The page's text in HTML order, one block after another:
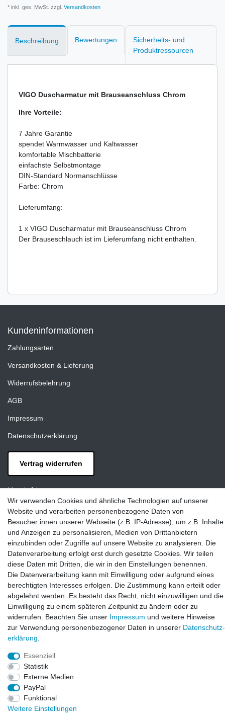
* inkl. ges. MwSt. zzgl. Versandkosten
Beschreibung Bewertungen
Sicherheits- und
Produktressourcen
VIGO Duscharmatur mit Brauseanschluss Chrom
Ihre Vorteile:
7 Jahre Garantie
spendet Warmwasser und Kaltwasser
komfortable Mischbatterie
einfachste Selbstmontage
DIN-Standard Normanschlüsse
Farbe: Chrom
Lieferumfang:
1 x VIGO Duscharmatur mit Brauseanschluss Chrom
Der Brauseschlauch ist im Lieferumfang nicht enthalten.
Kundeninformationen
Zahlungsarten
Versandkosten & Lieferung
Widerrufsbelehrung
AGB
Impressum
Datenschutzerklärung
Vertrag widerrufen
Kontakt
LAXARA:
Zeppelinstraße 4, 89604 Allmendingen, Deutschland
E-mail:
info@laxara.de
E-mail:
info@bluewater-armaturen.de
Öffnungszeiten:
Mo - Fr 10:00 - 12:00 Uhr
Mo - Fr 13:00 - 15:00 Uhr
© Copyright 2026. LAXARA
Wir verwenden Cookies und ähnliche Technologien auf unserer
Website und verarbeiten personenbezogene Daten von
Besucher:innen unserer Webseite (z.B. IP-Adresse), um z.B. Inhalte
und Anzeigen zu personalisieren, Medien von Drittanbietern
einzubinden oder Zugriffe auf unsere Website zu analysieren. Die
Datenverarbeitung erfolgt erst durch gesetzte Cookies. Wir teilen
diese Daten mit Dritten, die wir in den Einstellungen benennen.
Die Datenverarbeitung kann mit Einwilligung oder aufgrund eines
berechtigten Interesses erfolgen. Die Zustimmung kann erteilt oder
abgelehnt werden. Es besteht das Recht, nicht einzuwilligen und die
Einwilligung zu einem späteren Zeitpunkt zu ändern oder zu
widerrufen. Beachten Sie unser Impressum und weitere Hinweise
zur Verwendung personenbezogener Daten in unserer Daten­schutz­
erklärung
Essenziell
Statistik
Externe Medien
PayPal
Funktional
Weitere Einstellungen